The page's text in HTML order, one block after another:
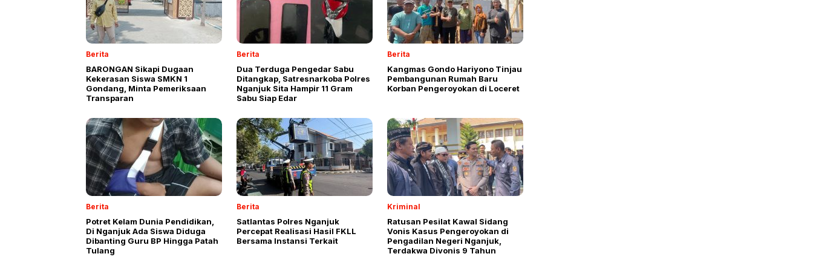
Berita
BARONGAN Sikapi Dugaan
Kekerasan Siswa SMKN 1
Gondang, Minta Pemeriksaan
Transparan
Berita
Dua Terduga Pengedar Sabu
Ditangkap, Satresnarkoba Polres
Nganjuk Sita Hampir 11 Gram
Sabu Siap Edar
Berita
Kangmas Gondo Hariyono Tinjau
Pembangunan Rumah Baru
Korban Pengeroyokan di Loceret
Berita
Potret Kelam Dunia Pendidikan,
Di Nganjuk Ada Siswa Diduga
Dibanting Guru BP Hingga Patah
Tulang
Berita
Satlantas Polres Nganjuk
Percepat Realisasi Hasil FKLL
Bersama Instansi Terkait
Kriminal
Ratusan Pesilat Kawal Sidang
Vonis Kasus Pengeroyokan di
Pengadilan Negeri Nganjuk,
Terdakwa Divonis 9 Tahun